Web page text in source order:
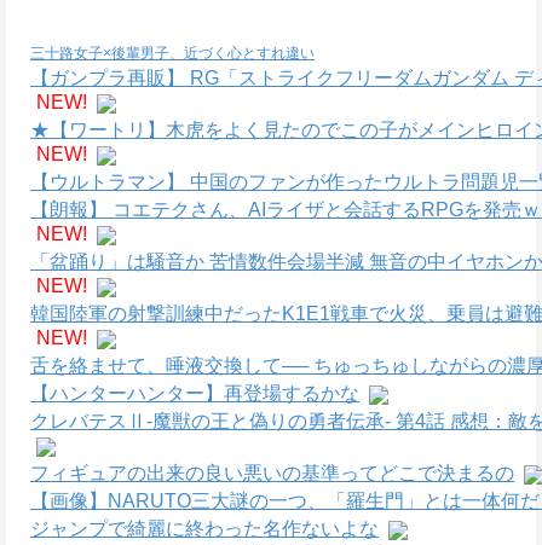
三十路女子×後輩男子、近づく心とすれ違い
【ガンプラ再販】 RG「ストライクフリーダムガンダム
NEW!
★【ワートリ】木虎をよく見たのでこの子がメインヒロ
NEW!
【ウルトラマン】 中国のファンが作ったウルトラ問題児
【朗報】 コエテクさん、AIライザと会話するRPGを発売
NEW!
「盆踊り」は騒音か 苦情数件会場半減 無音の中イヤホ
NEW!
韓国陸軍の射撃訓練中だったK1E1戦車で火災、乗員は避
NEW!
舌を絡ませて、唾液交換して── ちゅっちゅしながらの濃
【ハンターハンター】再登場するかな
クレバテスⅡ-魔獣の王と偽りの勇者伝承- 第4話 感想：敵
フィギュアの出来の良い悪いの基準ってどこで決まるの
【画像】NARUTO三大謎の一つ、「羅生門」とは一体何
ジャンプで綺麗に終わった名作ないよな